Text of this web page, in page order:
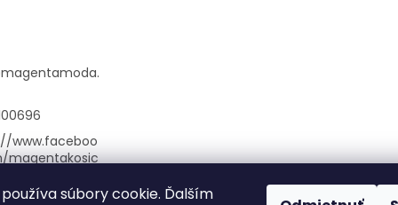
súbory cookie. Ďalším
magentamoda.
www.faceboo
magentakosic